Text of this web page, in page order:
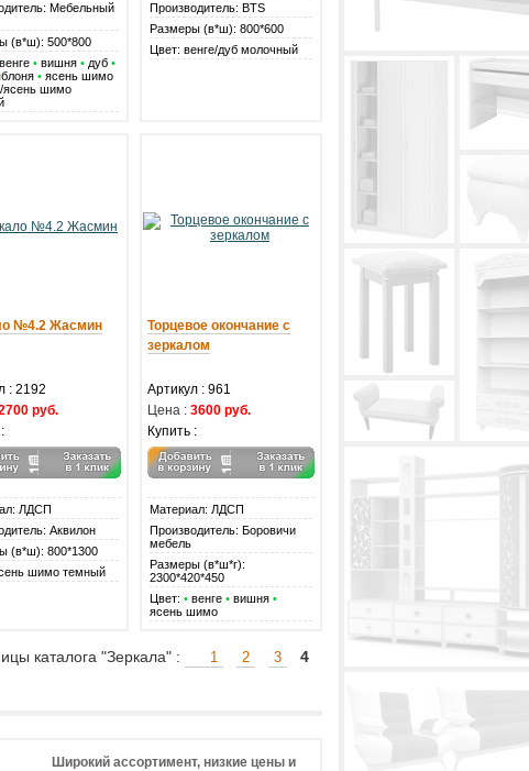
Мебельный
(в*ш): 500*800
венге • вишня • дуб •
• ясень шимо
ясень шимо
Производитель: BTS
Размеры (в*ш): 800*600
Цвет: венге/дуб молочный
№4.2 Жасмин
: 2192
руб.
ЛДСП
Аквилон
(в*ш): 800*1300
шимо темный
Торцевое окончание с
зеркалом
Артикул : 961
Цена : 3600 руб.
Купить :
Материал: ЛДСП
Производитель: Боровичи
мебель
Размеры (в*ш*г):
2300*420*450
Цвет: • венге • вишня •
ясень шимо
каталога "Зеркала" : 1 2 3 4
Широкий ассортимент, низкие цены и